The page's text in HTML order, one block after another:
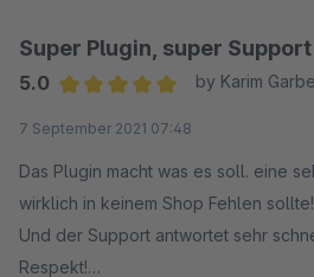
Super Plugin, super
5.0
by Karim
7 September 2021 07:48
Das Plugin macht was es soll. eine
wirklich in keinem Shop Fehlen
Und der Support antwortet sehr
Respekt!